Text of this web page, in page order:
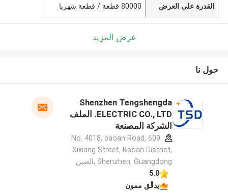
القدرة على العرض 80000 قطعة / قطعة شهريا
عرض المزيد
حول نا
Shenzhen Tengshengda
ELECTRIC CO., LTD. الملف
الشركة المصنعة
609 No. 4018, baoan Road,
Xixiang Street, Baoan District,
Shenzhen, Guangdong ,الصين
5.0
يدقّق ممون